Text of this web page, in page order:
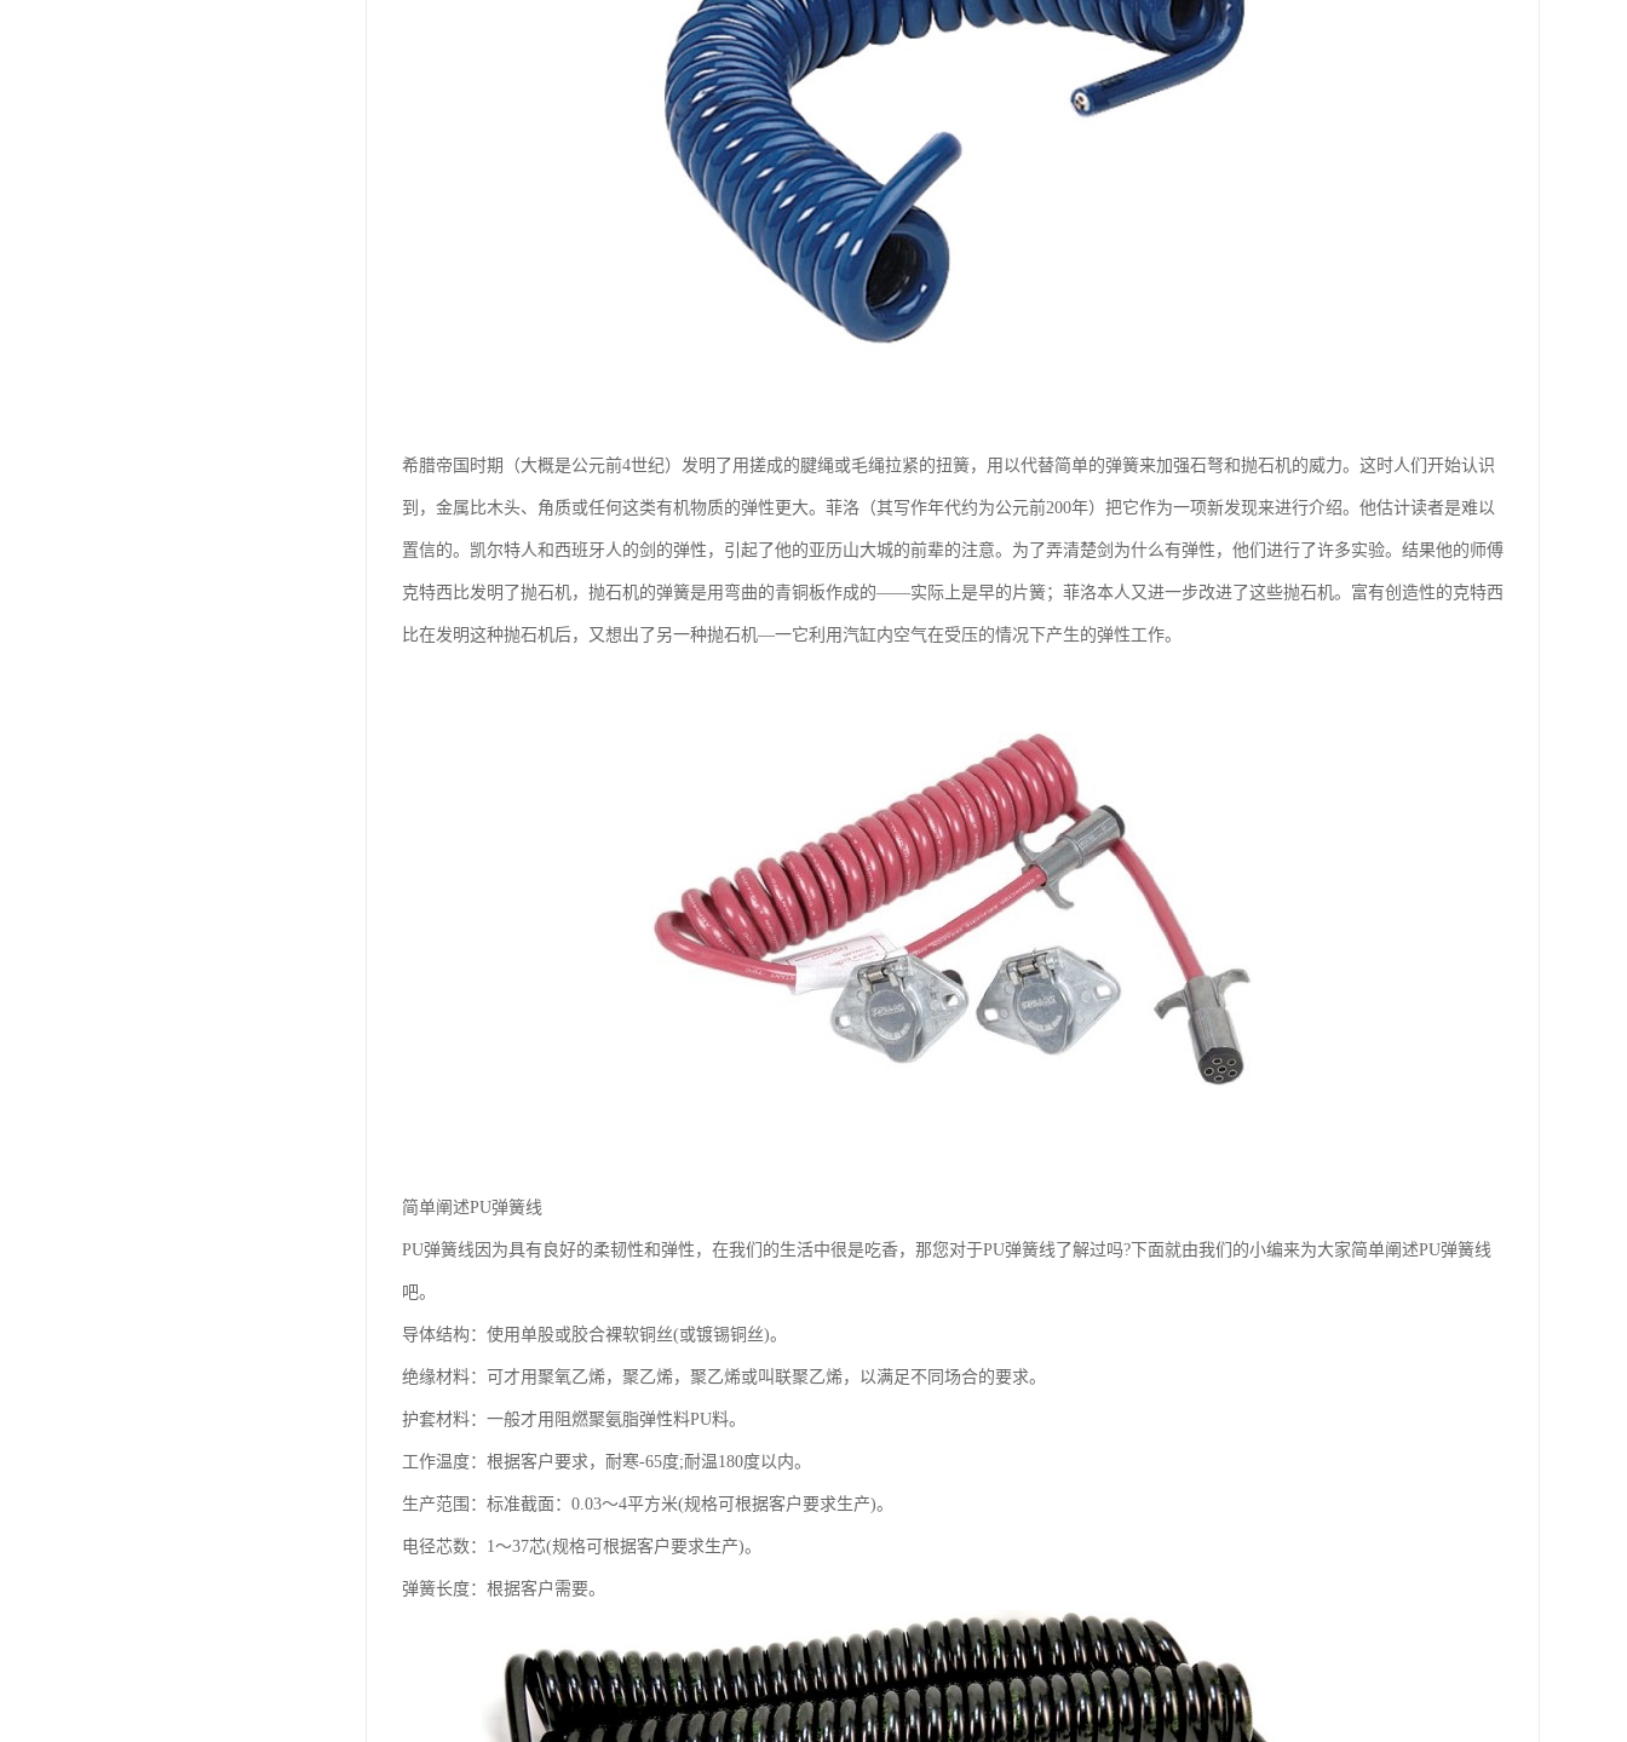
希腊帝国时期（大概是公元前4世纪）发明了用搓成的腱绳或毛绳拉紧的扭簧，用以代替简单的弹簧来加强石弩和抛石机的威力。这时人们开始认识
到，金属比木头、角质或任何这类有机物质的弹性更大。菲洛（其写作年代约为公元前200年）把它作为一项新发现来进行介绍。他估计读者是难以
置信的。凯尔特人和西班牙人的剑的弹性，引起了他的亚历山大城的前辈的注意。为了弄清楚剑为什么有弹性，他们进行了许多实验。结果他的师傅
克特西比发明了抛石机，抛石机的弹簧是用弯曲的青铜板作成的——实际上是早的片簧；菲洛本人又进一步改进了这些抛石机。富有创造性的克特西
比在发明这种抛石机后，又想出了另一种抛石机—一它利用汽缸内空气在受压的情况下产生的弹性工作。
简单阐述PU弹簧线
PU弹簧线因为具有良好的柔韧性和弹性，在我们的生活中很是吃香，那您对于PU弹簧线了解过吗?下面就由我们的小编来为大家简单阐述PU弹簧线
吧。
导体结构：使用单股或胶合裸软铜丝(或镀锡铜丝)。
绝缘材料：可才用聚氧乙烯，聚乙烯，聚乙烯或叫联聚乙烯，以满足不同场合的要求。
护套材料：一般才用阻燃聚氨脂弹性料PU料。
工作温度：根据客户要求，耐寒-65度;耐温180度以内。
生产范围：标准截面：0.03～4平方米(规格可根据客户要求生产)。
电径芯数：1～37芯(规格可根据客户要求生产)。
弹簧长度：根据客户需要。